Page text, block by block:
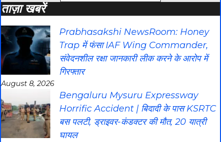
ताज़ा खबरें
Prabhasakshi NewsRoom: Honey
Trap में फंसा IAF Wing Commander,
संवेदनशील रक्षा जानकारी लीक करने के आरोप में
गिरफ्तार
August 8, 2026
Bengaluru Mysuru Expressway
Horrific Accident | बिदादी के पास KSRTC
बस पलटी, ड्राइवर-कंडक्टर की मौत, 20 यात्री
घायल